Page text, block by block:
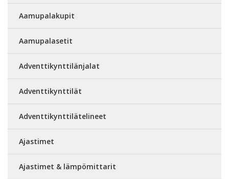
Aamupalakupit
Aamupalasetit
Adventtikynttilänjalat
Adventtikynttilät
Adventtikynttilätelineet
Ajastimet
Ajastimet & lämpömittarit